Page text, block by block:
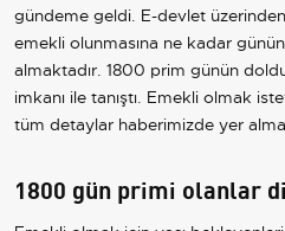
gündeme geldi. E-devlet
emekli olunmasına ne kadar
almaktadır. 1800 prim günün
imkanı ile tanıştı. Emekli olmak
tüm detaylar haberimizde yer
1800 gün primi olanlar